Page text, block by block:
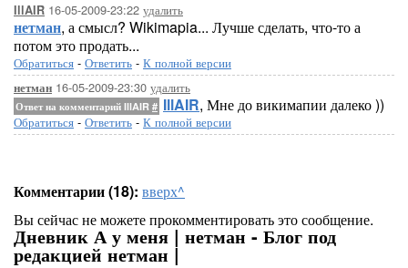
IllAIR 16-05-2009-23:22 удалить
нетман, а смысл? Wikimapia... Лучше сделать, что-то а
потом это продать...
Обратиться - Ответить - К полной версии
нетман 16-05-2009-23:30 удалить
Ответ на комментарий IllAIR # IllAIR, Мне до викимапии далеко ))
Обратиться - Ответить - К полной версии
Комментарии (18): вверх^
Вы сейчас не можете прокомментировать это сообщение.
Дневник А у меня | нетман - Блог под
редакцией нетман |